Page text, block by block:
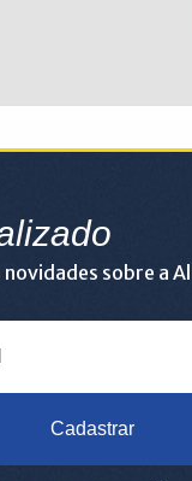
novidades sobre a
Cadastrar